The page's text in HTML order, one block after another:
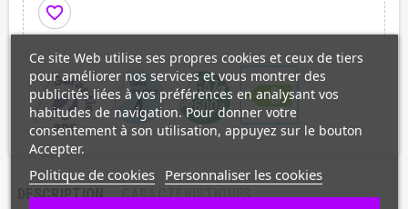
favorite_border
DESCRIPTION CARACTÉRISTIQUES
Ce site Web utilise ses propres cookies et ceux de tiers
pour améliorer nos services et vous montrer des
publicités liées à vos préférences en analysant vos
habitudes de navigation. Pour donner votre
consentement à son utilisation, appuyez sur le bouton
Accepter.
Politique de cookies Personnaliser les cookies